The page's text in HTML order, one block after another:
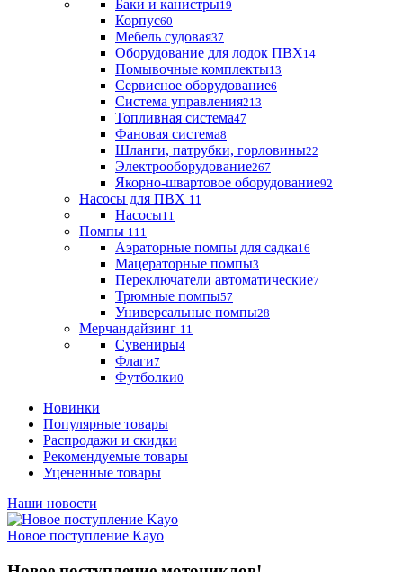
Баки и канистры19
Корпус60
Мебель судовая37
Оборудование для лодок ПВХ14
Помывочные комплекты13
Сервисное оборудование6
Система управления213
Топливная система47
Фановая система8
Шланги, патрубки, горловины22
Электрооборудование267
Якорно-швартовое оборудование92
Насосы для ПВХ 11
Насосы11
Помпы 111
Аэраторные помпы для садка16
Мацераторные помпы3
Переключатели автоматические7
Трюмные помпы57
Универсальные помпы28
Мерчандайзинг 11
Сувениры4
Флаги7
Футболки0
Новинки
Популярные товары
Распродажи и скидки
Рекомендуемые товары
Уцененные товары
Наши новости
Новое поступление Kayo